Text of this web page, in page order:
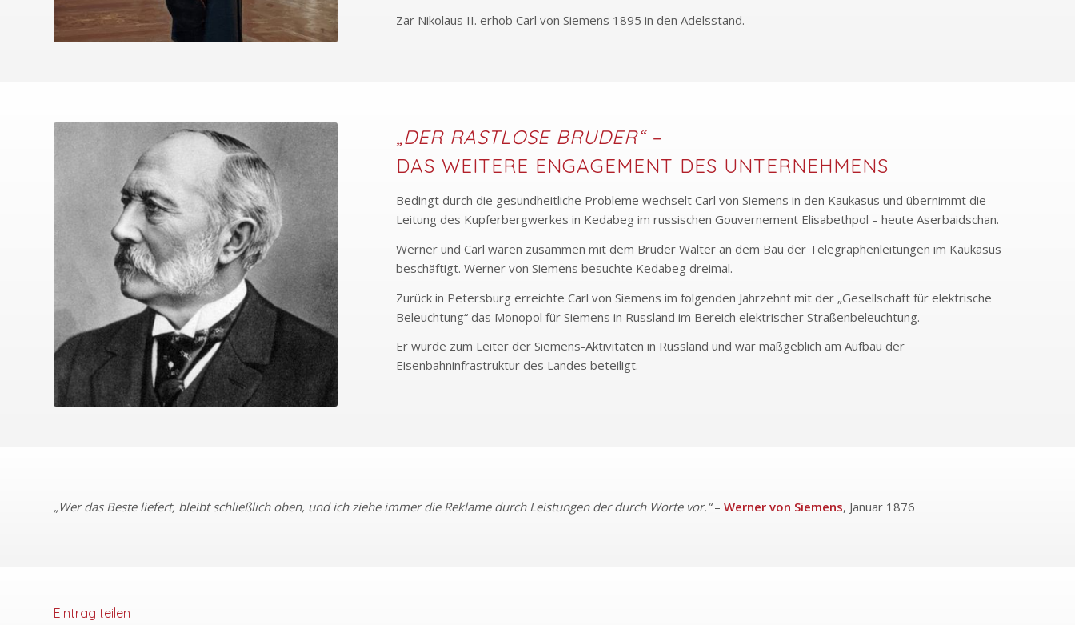
Zar Nikolaus II. erhob Carl von Siemens 1895 in den Adelsstand.
„DER RASTLOSE BRUDER“ –
DAS WEITERE ENGAGEMENT DES UNTERNEHMENS
Bedingt durch die gesundheitliche Probleme wechselt Carl von Siemens in den Kaukasus und übernimmt die
Leitung des Kupferbergwerkes in Kedabeg im russischen Gouvernement Elisabethpol – heute Aserbaidschan.
Werner und Carl waren zusammen mit dem Bruder Walter an dem Bau der Telegraphenleitungen im Kaukasus
beschäftigt. Werner von Siemens besuchte Kedabeg dreimal.
Zurück in Petersburg erreichte Carl von Siemens im folgenden Jahrzehnt mit der „Gesellschaft für elektrische
Beleuchtung“ das Monopol für Siemens in Russland im Bereich elektrischer Straßenbeleuchtung.
Er wurde zum Leiter der Siemens-Aktivitäten in Russland und war maßgeblich am Aufbau der
Eisenbahninfrastruktur des Landes beteiligt.
„Wer das Beste liefert, bleibt schließlich oben, und ich ziehe immer die Reklame durch Leistungen der durch Worte vor.“– Werner von Siemens, Januar 1876
Eintrag teilen